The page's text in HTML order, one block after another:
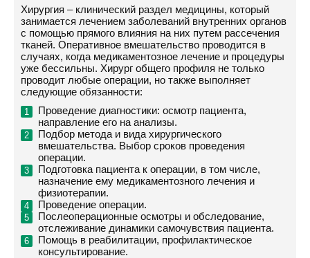
Хирургия – клинический раздел медицины, который
занимается лечением заболеваний внутренних органов
с помощью прямого влияния на них путем рассечения
тканей. Оперативное вмешательство проводится в
случаях, когда медикаментозное лечение и процедуры
уже бессильны. Хирург общего профиля не только
проводит любые операции, но также выполняет
следующие обязанности:
Проведение диагностики: осмотр пациента,
направление его на анализы.
Подбор метода и вида хирургического
вмешательства. Выбор сроков проведения
операции.
Подготовка пациента к операции, в том числе,
назначение ему медикаментозного лечения и
физиотерапии.
Проведение операции.
Послеоперационные осмотры и обследование,
отслеживание динамики самочувствия пациента.
Помощь в реабилитации, профилактическое
консультирование.